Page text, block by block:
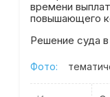
времени
повышающего
Решение суда
Фото: